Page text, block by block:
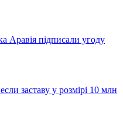
Аравія підписали угоду
заставу у розмірі 10 млн